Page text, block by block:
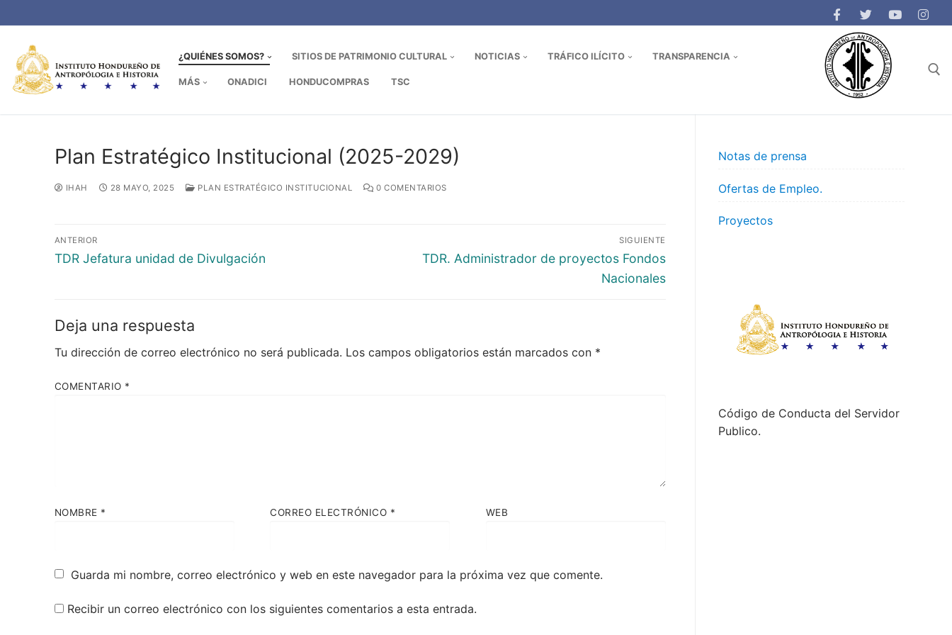
al
contenido
¿QUIÉNES SOMOS? SITIOS DE PATRIMONIO CULTURAL NOTICIAS TRÁFICO ILÍCITO TRANSPARENCIA
MÁS ONADICI HONDUCOMPRAS TSC
Plan Estratégico Institucional (2025-2029)
IHAH 28 MAYO, 2025 PLAN ESTRATÉGICO INSTITUCIONAL 0 COMENTARIOS
Navegación
de
ANTERIOR
Entrada
TDR Jefatura unidad de Divulgación
SIGUIENTE
Entrada
TDR. Administrador de proyectos Fondos
Nacionales
Deja una respuesta
Tu dirección de correo electrónico no será publicada. Los campos obligatorios están marcados con *
COMENTARIO *
NOMBRE * CORREO ELECTRÓNICO * WEB
Guarda mi nombre, correo electrónico y web en este navegador para la próxima vez que comente.
Recibir un correo electrónico con los siguientes comentarios a esta entrada.
Notas de prensa
Ofertas de Empleo.
Proyectos
Código de Conducta del Servidor
Publico.